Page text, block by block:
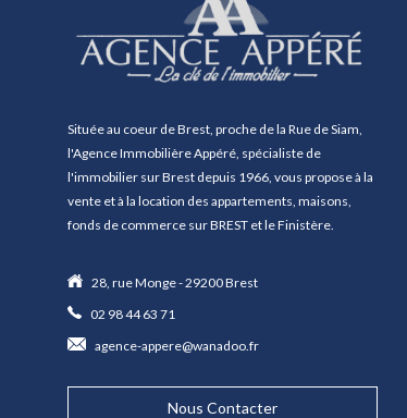
Située au coeur de Brest, proche de la Rue de Siam,
l'Agence Immobilière Appéré, spécialiste de
l'immobilier sur Brest depuis 1966, vous propose à la
vente et à la location des appartements, maisons,
fonds de commerce sur BREST et le Finistère.
28, rue Monge - 29200 Brest
02 98 44 63 71
agence-appere@wanadoo.fr
Nous Contacter